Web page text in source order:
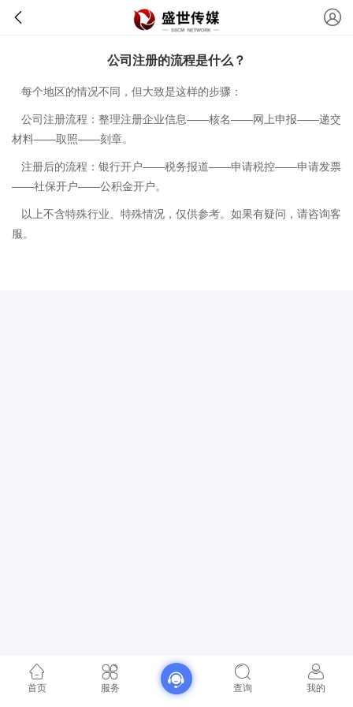
公司注册的流程是什么？
每个地区的情况不同，但大致是这样的步骤：
公司注册流程：整理注册企业信息——核名——网上申报——递交
材料——取照——刻章。
注册后的流程：银行开户——税务报道——申请税控——申请发票
——社保开户——公积金开户。
以上不含特殊行业、特殊情况，仅供参考。如果有疑问，请咨询客
服。
首页 服务 查询 我的